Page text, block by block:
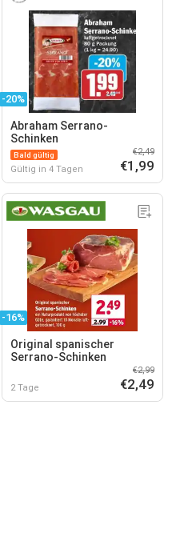
-20%
Abraham Serrano-
Schinken
Bald gültig
Gültig in 4 Tagen
€2,49
€1,99
-16%
Original spanischer
Serrano-Schinken
2 Tage
€2,99
€2,49